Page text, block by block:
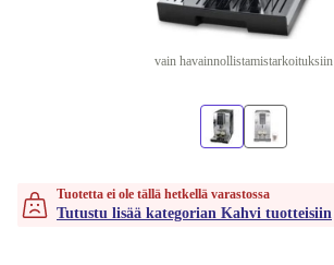
vain havainnollistamistarkoituksiin
Tuotetta ei ole tällä hetkellä varastossa
Tutustu lisää kategorian Kahvi tuotteisiin